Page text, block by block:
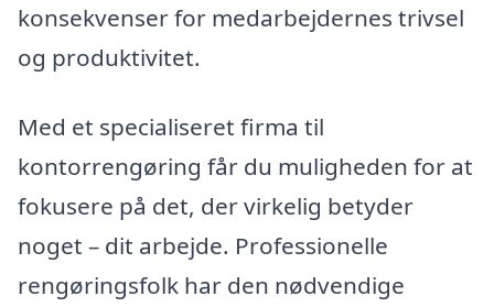
konsekvenser for medarbejdernes trivsel
og produktivitet.
Med et specialiseret firma til
kontorrengøring får du muligheden for at
fokusere på det, der virkelig betyder
noget – dit arbejde. Professionelle
rengøringsfolk har den nødvendige